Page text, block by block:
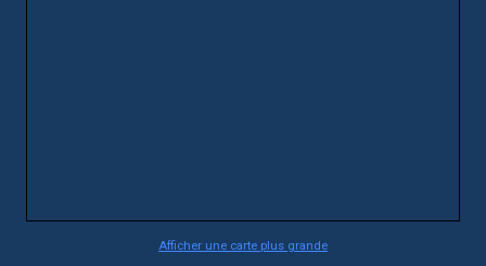
Afficher une carte plus grande